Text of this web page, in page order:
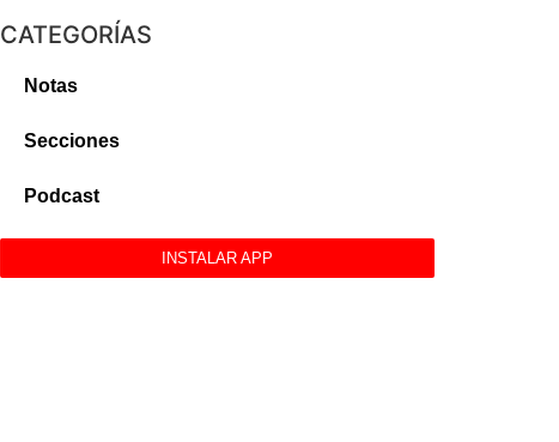
CATEGORÍAS
Notas
Secciones
Podcast
INSTALAR APP